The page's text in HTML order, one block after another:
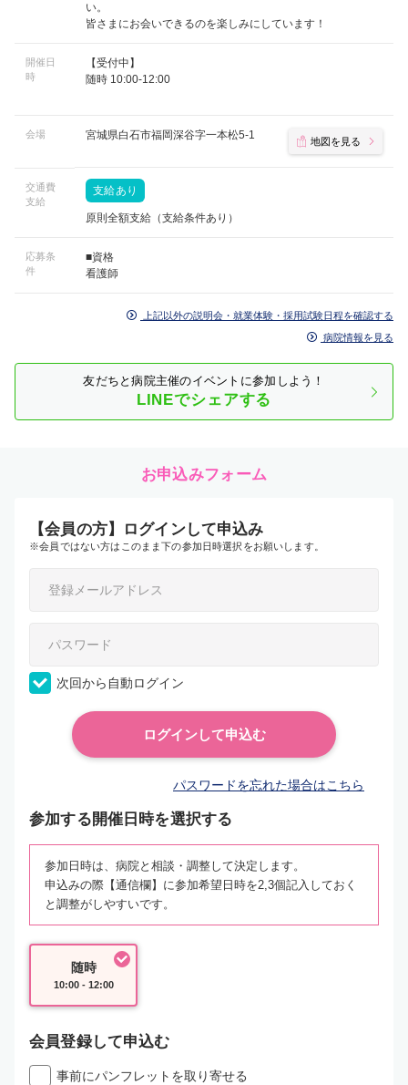
い。
皆さまにお会いできるのを楽しみにしています！
開催日
時
【受付中】
随時 10:00-12:00
会場 宮城県白石市福岡深谷字一本松5-1 地図を見る
交通費
支給
支給あり
原則全額支給（支給条件あり）
応募条
件
■資格
看護師
上記以外の説明会・就業体験・採用試験日程を確認する
病院情報を見る
友だちと病院主催のイベントに参加しよう！
LINEでシェアする
お申込みフォーム
【会員の方】ログインして申込み
※会員ではない方はこのまま下の参加日時選択をお願いします。
次回から自動ログイン
パスワードを忘れた場合はこちら
参加する開催日時を選択する
参加日時は、病院と相談・調整して決定します。
申込みの際【通信欄】に参加希望日時を2,3個記入しておく
と調整がしやすいです。
随時
10:00 - 12:00
会員登録して申込む
事前にパンフレットを取り寄せる